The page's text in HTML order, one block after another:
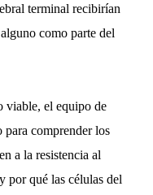
terminal recibirían
como parte del
viable, el equipo de
para comprender los
a la resistencia al
por qué las células del